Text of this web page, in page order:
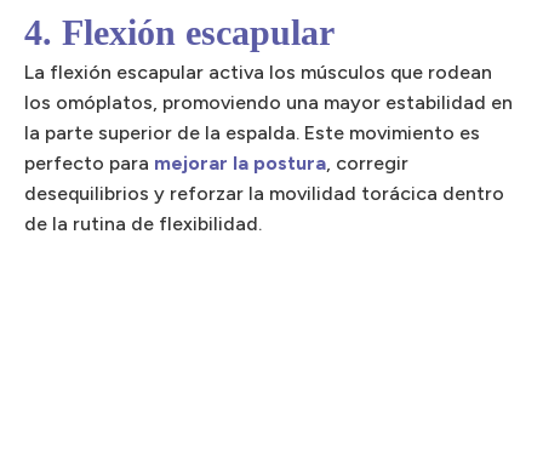
4. Flexión escapular
La flexión escapular activa los músculos que rodean
los omóplatos, promoviendo una mayor estabilidad en
la parte superior de la espalda. Este movimiento es
perfecto para mejorar la postura, corregir
desequilibrios y reforzar la movilidad torácica dentro
de la rutina de flexibilidad.